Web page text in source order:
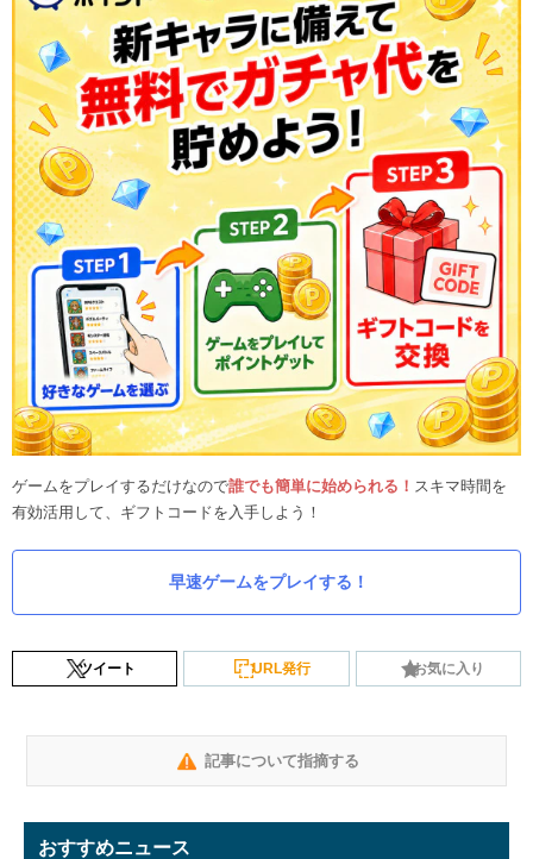
ゲームをプレイするだけなので誰でも簡単に始められる！ スキマ時間を
有効活用して、ギフトコードを入手しよう！
早速ゲームをプレイする！
ツイート URL発行 お気に入り
記事について指摘する
おすすめニュース